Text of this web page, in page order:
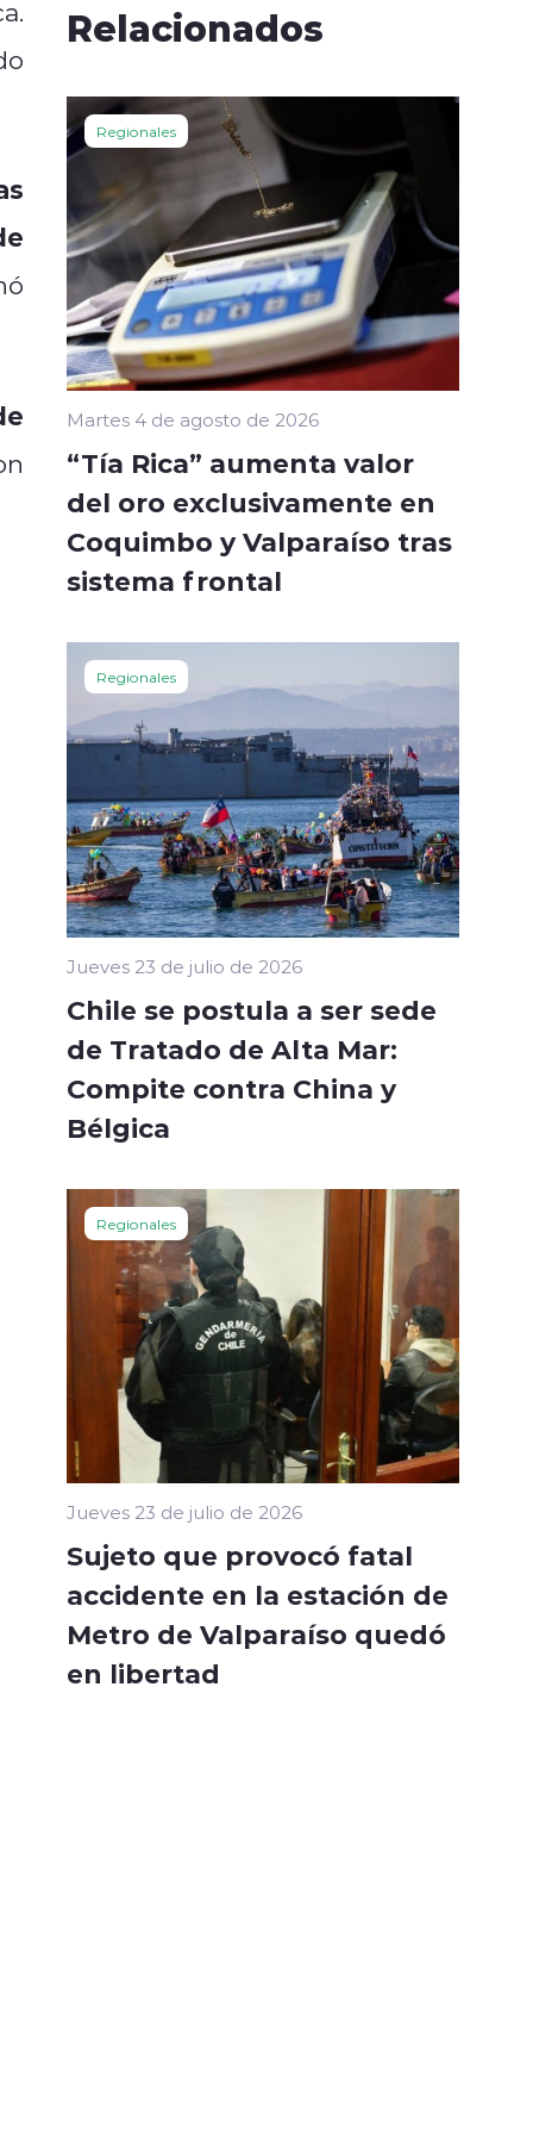
Relacionados
Regionales
Martes 4 de agosto de 2026
“Tía Rica” aumenta valor
del oro exclusivamente en
Coquimbo y Valparaíso tras
sistema frontal
Regionales
Jueves 23 de julio de 2026
Chile se postula a ser sede
de Tratado de Alta Mar:
Compite contra China y
Bélgica
Regionales
Jueves 23 de julio de 2026
Sujeto que provocó fatal
accidente en la estación de
Metro de Valparaíso quedó
en libertad